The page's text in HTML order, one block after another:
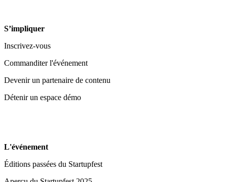
S’impliquer
Inscrivez-vous
Commanditer l'événement
Devenir un partenaire de contenu
Détenir un espace démo
L'événement
Éditions passées du Startupfest